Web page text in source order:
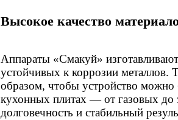
Высокое качество
Аппараты «Смакуй»
устойчивых к коррозии металлов.
образом, чтобы устройство
кухонных плитах — от газовых до
долговечность и стабильный